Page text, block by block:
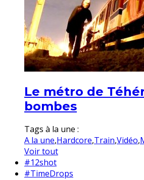
Le métro de
bombes
Tags à la une :
A la une,Hardcore,Train,Vidéo,
Voir tout
#12shot
#TimeDrops